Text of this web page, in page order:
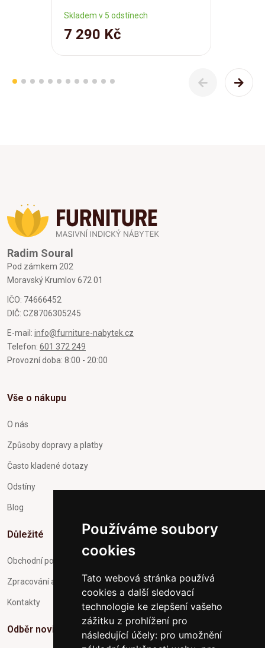
Používáme soubory
cookies
Tato webová stránka používá
cookies a další sledovací
technologie ke zlepšení vašeho
zážitku z prohlížení pro
následující účely: pro umožnění
Skladem v 5 odstínech
7 290 Kč
Radim Soural
Pod zámkem 202
Moravský Krumlov 672 01
IČO: 74666452
DIČ: CZ8706305245
E-mail: info@furniture-nabytek.cz
Telefon: 601 372 249
Provozní doba: 8:00 - 20:00
Vše o nákupu
O nás
Způsoby dopravy a platby
Často kladené dotazy
Odstíny
Blog
Důležité
Obchodní podmínky
Zpracování a ochrana osobních údajů
Kontakty
Odběr novinek